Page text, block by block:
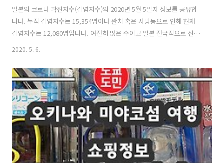
일본의 코로나 확진자수(감염자수)의 2020년 5월 5일자 정보를 공유합
니다. 누적 감염자수는 15,354명이나 완치 혹은 사망등으로 인해 현재
감염자수는 12,080명입니다. 여전히 많은 수이고 일본 전국적으로 신규
감염자수가 123명으로 100명이 수가 나오고 있는 상황입니다. 이로 인
했습니다. 일본 전국 신규 코로나 확진자수 일본은 여전히 신규 확진자수
가 100명이상으로 많은 편입니다. 그래도 한달전에 비하면 많이 안정화
되어가는것처럼 보입니다만, 일본에 살고 있는 저의 개인적인 생각으로
는 여전히 감염자수는 많으나 공표되지 않은 수치가 많은걸로 생각됩니
다. 일본 의료 전문가도 티비에서 PCR검사수가 현저히 낮은수이니 더 늘
려야 ..
2020. 5. 6.